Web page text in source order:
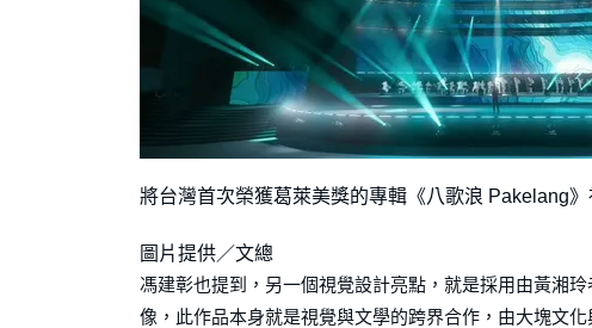
將台灣首次榮獲葛萊美獎的專輯《八歌浪 Pakelang
圖片提供／文總
馮建彰也提到，另一個視覺設計亮點，就是採用由黃湘
像，此作品本身就是視覺與文學的跨界合作，由大塊文